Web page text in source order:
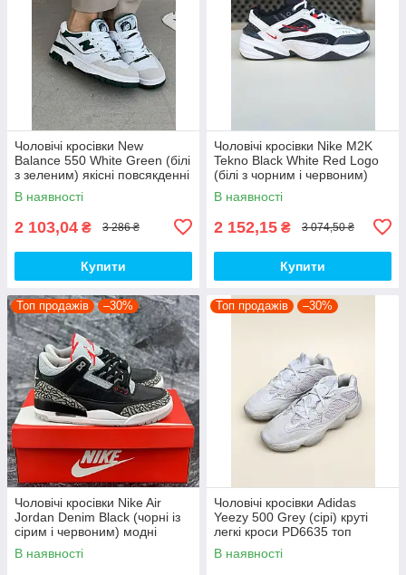
Чоловічі кросівки New
Balance 550 White Green (білі
з зеленим) якісні повсякденні
кроси NB020 top
В наявності
2 103,04 ₴ 3 286 ₴
Купити
Чоловічі кросівки Nike M2K
Tekno Black White Red Logo
(білі з чорним і червоним)
спортивні демі кроси PD7430
топ
В наявності
2 152,15 ₴ 3 074,50 ₴
Купити
Топ продажів –30%
Чоловічі кросівки Nike Air
Jordan Denim Black (чорні із
сірим і червоним) модні
демісезонні кроси PD7043
топ
В наявності
Топ продажів –30%
Чоловічі кросівки Adidas
Yeezy 500 Grey (сірі) круті
легкі кроси PD6635 топ
В наявності